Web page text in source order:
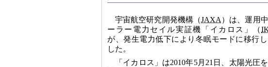
宇宙航空研究開発機構（JAXA ）は、運用
ーラー電力セイル実証機「イカロス」（
が、発生電力低下により冬眠モードに移行
した。
「イカロス」は2010年5月21日、太陽光圧